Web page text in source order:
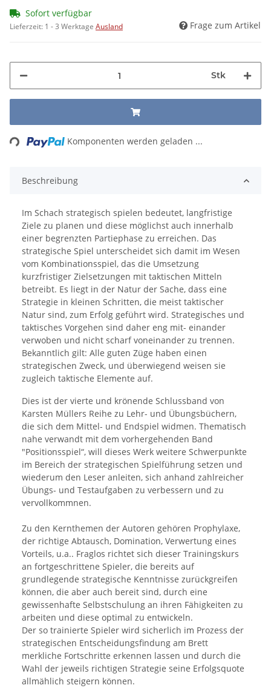
Sofort verfügbar
Lieferzeit: 1 - 3 Werktage Ausland Frage zum Artikel
Stk
Loading... Komponenten werden geladen ...
Beschreibung
Im Schach strategisch spielen bedeutet, langfristige
Ziele zu planen und diese möglichst auch innerhalb
einer begrenzten Partiephase zu erreichen. Das
strategische Spiel unterscheidet sich damit im Wesen
vom Kombinationsspiel, das die Umsetzung
kurzfristiger Zielsetzungen mit taktischen Mitteln
betreibt. Es liegt in der Natur der Sache, dass eine
Strategie in kleinen Schritten, die meist taktischer
Natur sind, zum Erfolg geführt wird. Strategisches und
taktisches Vorgehen sind daher eng mit- einander
verwoben und nicht scharf voneinander zu trennen.
Bekanntlich gilt: Alle guten Züge haben einen
strategischen Zweck, und überwiegend weisen sie
zugleich taktische Elemente auf.
Dies ist der vierte und krönende Schlussband von
Karsten Müllers Reihe zu Lehr- und Übungsbüchern,
die sich dem Mittel- und Endspiel widmen. Thematisch
nahe verwandt mit dem vorhergehenden Band
"Positionsspiel“, will dieses Werk weitere Schwerpunkte
im Bereich der strategischen Spielführung setzen und
wiederum den Leser anleiten, sich anhand zahlreicher
Übungs- und Testaufgaben zu verbessern und zu
vervollkommnen.
Zu den Kernthemen der Autoren gehören Prophylaxe,
der richtige Abtausch, Domination, Verwertung eines
Vorteils, u.a.. Fraglos richtet sich dieser Trainingskurs
an fortgeschrittene Spieler, die bereits auf
grundlegende strategische Kenntnisse zurückgreifen
können, die aber auch bereit sind, durch eine
gewissenhafte Selbstschulung an ihren Fähigkeiten zu
arbeiten und diese optimal zu entwickeln.
Der so trainierte Spieler wird sicherlich im Prozess der
strategischen Entscheidungsfindung am Brett
merkliche Fortschritte erkennen lassen und durch die
Wahl der jeweils richtigen Strategie seine Erfolgsquote
allmählich steigern können.